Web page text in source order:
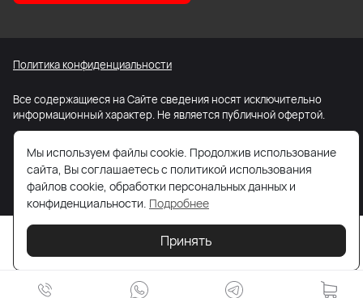
Политика конфиденциальности
Все содержащиеся на Сайте сведения носят исключительно
информационный характер. Не является публичной офертой.
Карта сайта
Мы используем файлы cookie. Продолжив использование
сайта, Вы соглашаетесь с политикой использования
файлов cookie, обработки персональных данных и
конфиденциальности. Подробнее
Принять